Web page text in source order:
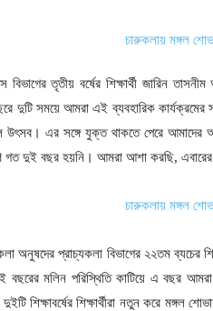
বিভাগের তৃতীয় বর্ষের শিক্ষার্থী জারিন
দুটি সময়ে আমরা এই ব্যবহারিক কার্যক্রমের
উৎসব। এর সঙ্গে যুক্ত থাকতে পেরে
গত দুই বছর হয়নি। আমরা আশা করছি,
অনুষদের প্রাচ্যকলা বিভাগের ২২তম ব্যচের
বছরের মলিন পরিস্থিতি কাটিয়ে এ বছর
শিক্ষাবর্ষের শিক্ষার্থীরা নতুন করে